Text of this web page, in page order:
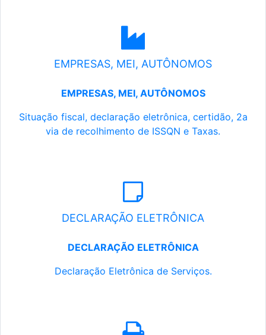
EMPRESAS, MEI, AUTÔNOMOS
EMPRESAS, MEI, AUTÔNOMOS
Situação fiscal, declaração eletrônica, certidão, 2a
via de recolhimento de ISSQN e Taxas.
DECLARAÇÃO ELETRÔNICA
DECLARAÇÃO ELETRÔNICA
Declaração Eletrônica de Serviços.